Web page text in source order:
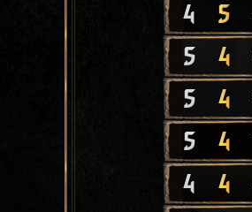
4 5
5 4
5 4
5 4
4 4